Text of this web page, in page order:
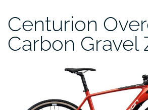
Centurion
Carbon Gravel